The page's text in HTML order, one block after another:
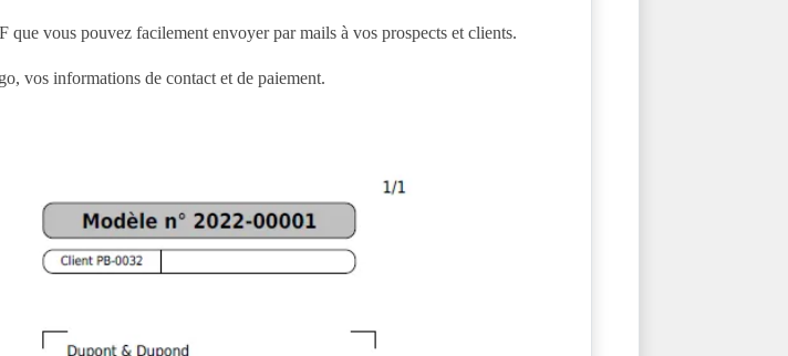
vous pouvez facilement envoyer par mails à vos prospects et clients.
vos informations de contact et de paiement.